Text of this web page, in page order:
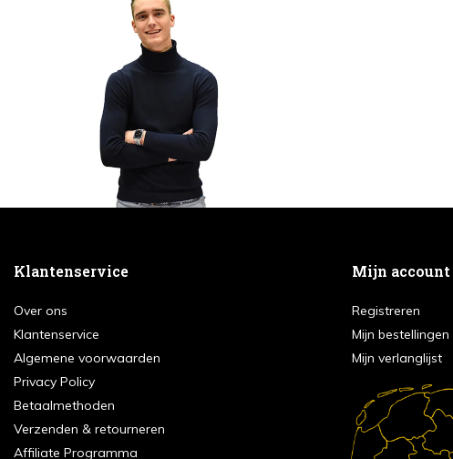
Klantenservice
Over ons
Klantenservice
Algemene voorwaarden
Privacy Policy
Betaalmethoden
Verzenden & retourneren
Affiliate Programma
Mijn account
Registreren
Mijn bestellingen
Mijn verlanglijst